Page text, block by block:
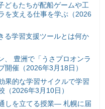
どもたちが配船ゲームや工
を支える仕事を学ぶ（2026
る学習支援ツールとは何か
、 豊洲で「うさプロオンラ
開催（2026年3月18日）
果的な学習サイクルで学習
（2026年3月10日）
しを立てる授業— 札幌に届